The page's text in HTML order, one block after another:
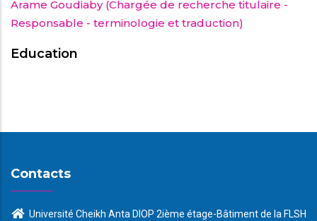
Arame Goudiaby (Chargée de recherche titulaire -
Responsable - terminologie et traduction)
Education
Contacts
Université Cheikh Anta DIOP 2ième étage-Bâtiment de la FLSH